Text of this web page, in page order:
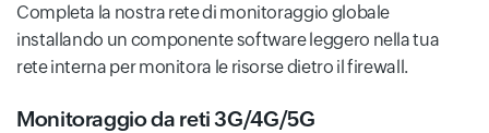
Completa la nostra rete di monitoraggio globale
installando un componente software leggero nella tua
rete interna per monitora le risorse dietro il firewall.
Monitoraggio da reti 3G/4G/5G